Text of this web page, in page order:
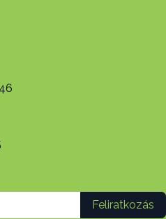
Feliratkozás